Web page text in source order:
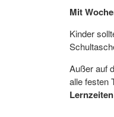
Mit
Kinder
Außer auf
alle festen
Lernzeiten